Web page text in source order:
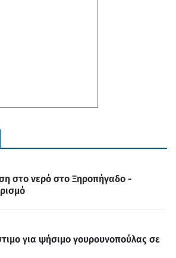
στο νερό στο Ξηροπήγαδο -
για ψήσιμο γουρουνοπούλας σε